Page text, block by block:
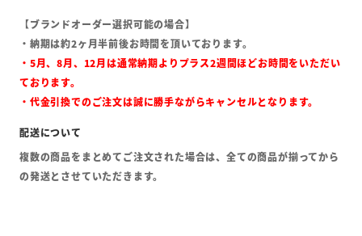
【ブランドオーダー選択可能の場合】
・納期は約2ヶ月半前後お時間を頂いております。
・5月、8月、12月は通常納期よりプラス2週間ほどお時間をいただい
ております。
・代金引換でのご注文は誠に勝手ながらキャンセルとなります。
複数の商品をまとめてご注文された場合は、全ての商品が揃ってから
の発送とさせていただきます。